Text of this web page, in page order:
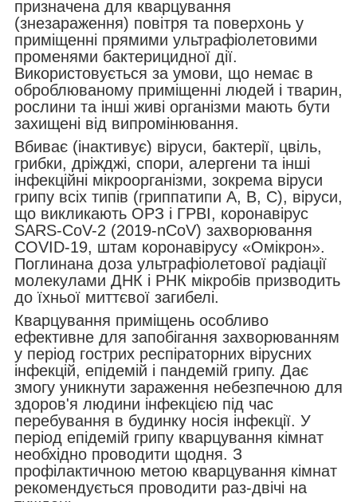
призначена для кварцування
(знезараження) повітря та поверхонь у
приміщенні прямими ультрафіолетовими
променями бактерицидної дії.
Використовується за умови, що немає в
оброблюваному приміщенні людей і тварин,
рослини та інші живі організми мають бути
захищені від випромінювання.
Вбиває (інактивує) віруси, бактерії, цвіль,
грибки, дріжджі, спори, алергени та інші
інфекційні мікроорганізми, зокрема віруси
грипу всіх типів (гриппатипи A, B, C), віруси,
що викликають ОРЗ і ГРВІ, коронавірус
SARS-CoV-2 (2019-nCoV) захворювання
COVID-19, штам коронавірусу «Омікрон».
Поглинана доза ультрафіолетової радіації
молекулами ДНК і РНК мікробів призводить
до їхньої миттєвої загибелі.
Кварцування приміщень особливо
ефективне для запобігання захворюванням
у період гострих респіраторних вірусних
інфекцій, епідемій і пандемій грипу. Дає
змогу уникнути зараження небезпечною для
здоров'я людини інфекцією під час
перебування в будинку носія інфекції. У
період епідемій грипу кварцування кімнат
необхідно проводити щодня. З
профілактичною метою кварцування кімнат
рекомендується проводити раз-двічі на